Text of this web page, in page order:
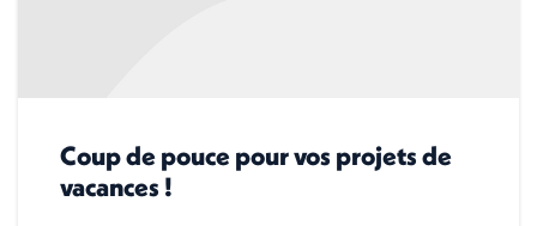
Coup de pouce pour vos projets de
vacances !